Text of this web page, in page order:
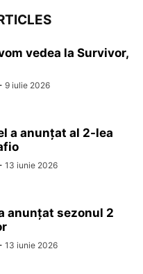
vedea la Survivor,
9 iulie 2026
a anunțat al 2-lea
13 iunie 2026
anunțat sezonul 2
13 iunie 2026